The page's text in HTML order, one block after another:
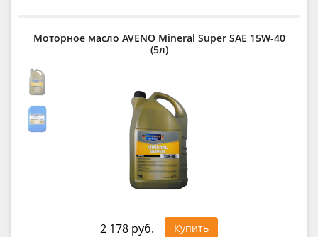
Моторное масло AVENO Mineral Super SAE 15W-40
(5л)
2 178 руб.
Купить